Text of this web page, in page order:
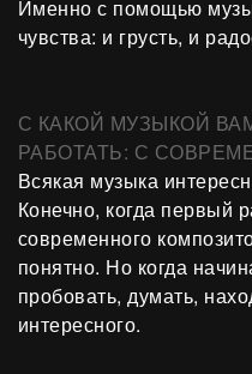
Именно с помощью
чувства: и грусть, и
С КАКОЙ МУЗЫКОЙ
РАБОТАТЬ: С
Всякая музыка
Конечно, когда первый
современного
понятно. Но когда
пробовать, думать,
интересного.